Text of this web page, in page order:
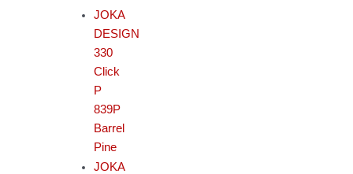
JOKA
DESIGN
330
Click
P
839P
Barrel
Pine
JOKA